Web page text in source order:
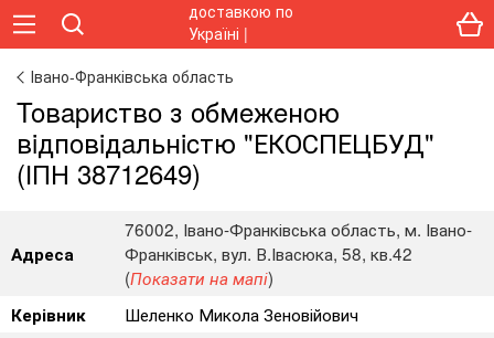
Івано-Франківська область
Toвapиcтвo з oбмeжeнoю
вiдпoвiдaльнicтю "ЕКОСПЕЦБУД"
(ІПН 38712649)
Адреса
76002, Івано-Франківська область, м. Івано-
Франківськ, вул. В.Івасюка, 58, кв.42
(Показати на мапі)
Керівник
Шеленко Микола Зеновійович